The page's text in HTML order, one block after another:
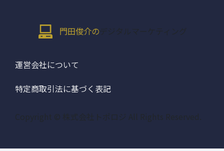
門田俊介の デジタルマーケティング
運営会社について
特定商取引法に基づく表記
Copyright © 株式会社トポロジ All Rights Reserved.